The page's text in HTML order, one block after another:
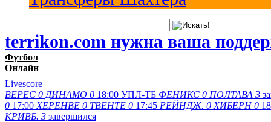
terrikon.com нужна ваша
Футбол
Онлайн
Livescore
ВЕРЕС 0 ДИНАМО 0 18:00 УПЛ-ТБ ФЕНИКС 0 ПОЛТАВА 3
0 17:00 ХЕРЕНВЕ 0 ТВЕНТЕ 0 17:45 РЕЙНДЖ. 0 ХИБЕРН 0
КРИВБ. 3 завершился